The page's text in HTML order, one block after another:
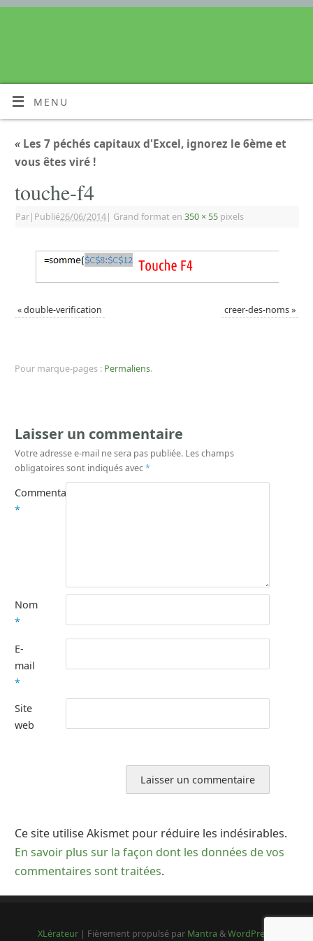
MENU
« Les 7 péchés capitaux d'Excel, ignorez le 6ème et
vous êtes viré !
touche-f4
Par| Publié26/06/2014| Grand format en 350 × 55 pixels
«double-verification creer-des-noms»
Pour marque-pages : Permaliens.
Laisser un commentaire
Votre adresse e-mail ne sera pas publiée. Les champs
obligatoires sont indiqués avec*
Commentaire
*
Nom
*
E-
mail
*
Site
web
Ce site utilise Akismet pour réduire les indésirables.
En savoir plus sur la façon dont les données de vos
commentaires sont traitées.
XLérateur | Fièrement propulsé par Mantra &WordPress.